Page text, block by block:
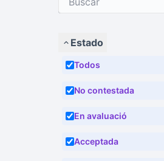
Estado
Todos
No contestada
En avaluació
Acceptada